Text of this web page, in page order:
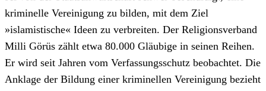
kriminelle Vereinigung zu bilden, mit dem Ziel
»islamistische« Ideen zu verbreiten. Der Religionsverband
Milli Görüs zählt etwa 80.000 Gläubige in seinen Reihen.
Er wird seit Jahren vom Verfassungsschutz beobachtet. Die
Anklage der Bildung einer kriminellen Vereinigung bezieht